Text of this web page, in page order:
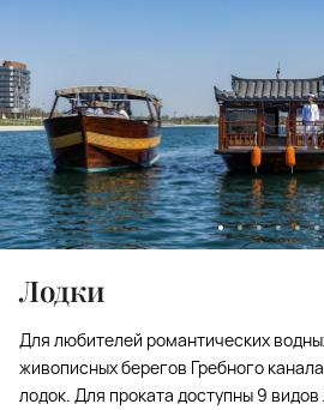
Лодки
Для любителей романтических
живописных берегов Гребного
лодок. Для проката доступны 9 видов